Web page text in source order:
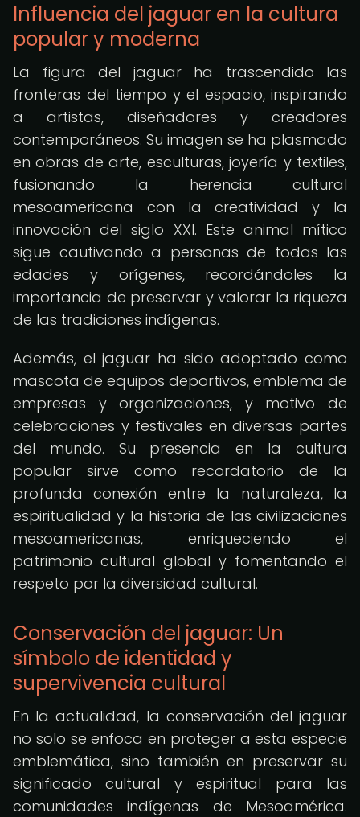
Influencia del jaguar en la cultura
popular y moderna
La figura del jaguar ha trascendido las
fronteras del tiempo y el espacio, inspirando
a artistas, diseñadores y creadores
contemporáneos. Su imagen se ha plasmado
en obras de arte, esculturas, joyería y textiles,
fusionando la herencia cultural
mesoamericana con la creatividad y la
innovación del siglo XXI. Este animal mítico
sigue cautivando a personas de todas las
edades y orígenes, recordándoles la
importancia de preservar y valorar la riqueza
de las tradiciones indígenas.
Además, el jaguar ha sido adoptado como
mascota de equipos deportivos, emblema de
empresas y organizaciones, y motivo de
celebraciones y festivales en diversas partes
del mundo. Su presencia en la cultura
popular sirve como recordatorio de la
profunda conexión entre la naturaleza, la
espiritualidad y la historia de las civilizaciones
mesoamericanas, enriqueciendo el
patrimonio cultural global y fomentando el
respeto por la diversidad cultural.
Conservación del jaguar: Un
símbolo de identidad y
supervivencia cultural
En la actualidad, la conservación del jaguar
no solo se enfoca en proteger a esta especie
emblemática, sino también en preservar su
significado cultural y espiritual para las
comunidades indígenas de Mesoamérica.